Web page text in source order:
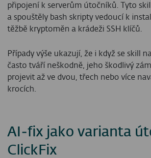
připojení k serverům útočníků. Tyto
a spouštěly bash skripty vedoucí k
těžbě kryptoměn a krádeži SSH klíčů.
Případy výše ukazují, že i když se skill
často tváří neškodně, jeho škodlivý
projevit až ve dvou, třech nebo více
krocích.
AI‑fix jako varianta
ClickFix